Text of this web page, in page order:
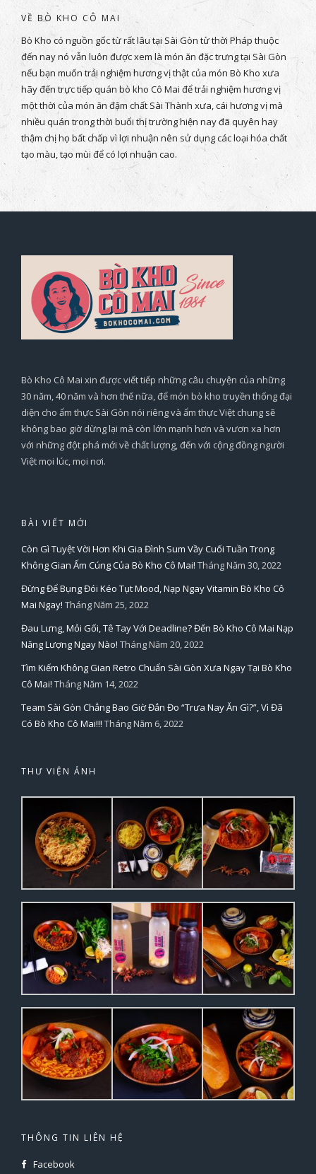
VỀ BÒ KHO CÔ MAI
Bò Kho có nguồn gốc từ rất lâu tại Sài Gòn từ thời Pháp thuộc
đến nay nó vẫn luôn được xem là món ăn đặc trưng tại Sài Gòn
nếu bạn muốn trải nghiệm hương vị thật của món Bò Kho xưa
hãy đến trực tiếp quán bò kho Cô Mai để trải nghiệm hương vị
một thời của món ăn đậm chất Sài Thành xưa, cái hương vị mà
nhiều quán trong thời buổi thị trường hiện nay đã quyên hay
thậm chị họ bất chấp vì lợi nhuận nên sử dụng các loại hóa chất
tạo màu, tạo mùi để có lợi nhuận cao.
Bò Kho Cô Mai xin được viết tiếp những câu chuyện của những
30 năm, 40 năm và hơn thế nữa, để món bò kho truyền thống đại
diện cho ẩm thực Sài Gòn nói riêng và ẩm thực Việt chung sẽ
không bao giờ dừng lại mà còn lớn mạnh hơn và vươn xa hơn
với những đột phá mới về chất lượng, đến với cộng đồng người
Việt mọi lúc, mọi nơi.
BÀI VIẾT MỚI
Còn Gì Tuyệt Vời Hơn Khi Gia Đình Sum Vầy Cuối Tuần Trong
Không Gian Ấm Cúng Của Bò Kho Cô Mai! Tháng Năm 30, 2022
Đừng Để Bụng Đói Kéo Tụt Mood, Nạp Ngay Vitamin Bò Kho Cô
Mai Ngay! Tháng Năm 25, 2022
Đau Lưng, Mỏi Gối, Tê Tay Với Deadline? Đến Bò Kho Cô Mai Nạp
Năng Lượng Ngay Nào! Tháng Năm 20, 2022
Tìm Kiếm Không Gian Retro Chuẩn Sài Gòn Xưa Ngay Tại Bò Kho
Cô Mai! Tháng Năm 14, 2022
Team Sài Gòn Chẳng Bao Giờ Đắn Đo “Trưa Nay Ăn Gì?”, Vì Đã
Có Bò Kho Cô Mai!!! Tháng Năm 6, 2022
THƯ VIỆN ẢNH
THÔNG TIN LIÊN HỆ
Facebook